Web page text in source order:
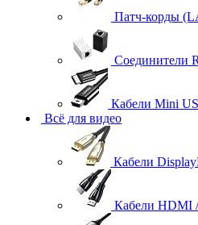
Патч-корды
Соединители
Кабели Mini
Всё для видео
Кабели
Кабели HDMI